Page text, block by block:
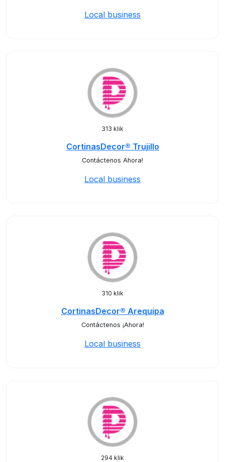
Local business
313 klik
CortinasDecor® Trujillo
Contáctenos Ahora!
Local business
310 klik
CortinasDecor® Arequipa
Contáctenos ¡Ahora!
Local business
294 klik